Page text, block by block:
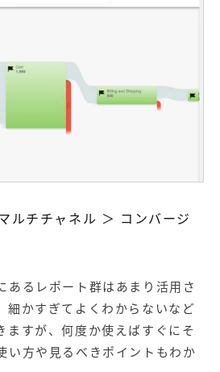
ルチチャネル ＞ コンバージ
あるレポート群はあまり活用さ
細かすぎてよくわからないなど
ますが、何度か使えばすぐにそ
い方や見るべきポイントもわか